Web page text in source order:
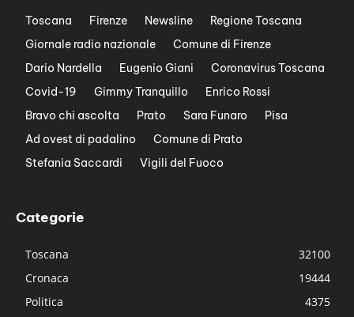
Toscana Firenze Newsline
Regione Toscana
Giornale radio nazionale
Comune di Firenze
Dario Nardella
Eugenio Giani
Coronavirus Toscana
Covid-19
Gimmy Tranquillo
Enrico Rossi
Bravo chi ascolta
Prato Sara Funaro
Pisa
Ad ovest di padalino
Comune di Prato
Stefania Saccardi
Vigili del Fuoco
Categorie
Toscana
32100
Cronaca
19444
Politica
4375